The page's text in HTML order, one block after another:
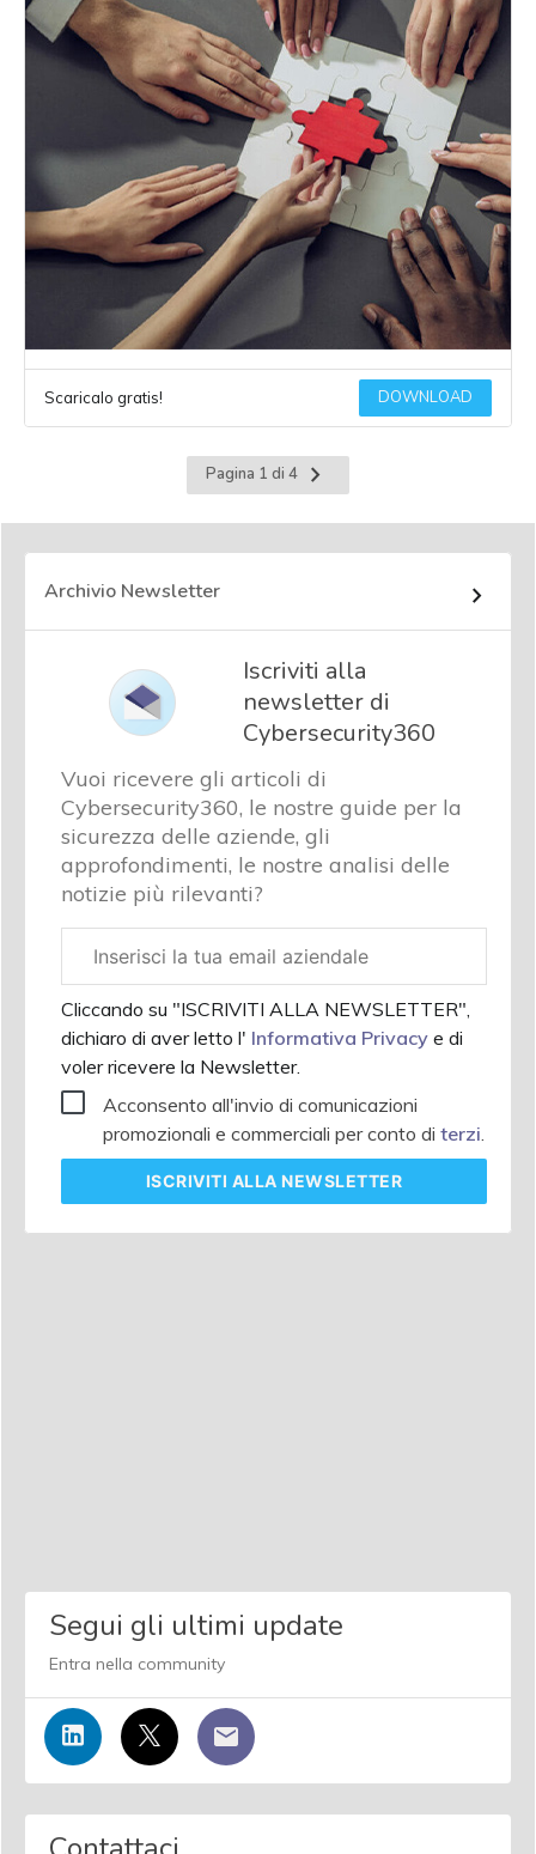
Scaricalo gratis! DOWNLOAD
Pagina 1 di 4
Pagina
successiva
Archivio Newsletter
Iscriviti alla
newsletter di
Cybersecurity360
Vuoi ricevere gli articoli di
Cybersecurity360, le nostre guide per la
sicurezza delle aziende, gli
approfondimenti, le nostre analisi delle
notizie più rilevanti?
aziendale
Cliccando su "ISCRIVITI ALLA NEWSLETTER",
dichiaro di aver letto l' Informativa Privacy e di
voler ricevere la Newsletter.
Acconsento all'invio di comunicazioni
promozionali e commerciali per conto di terzi
ISCRIVITI ALLA NEWSLETTER
Segui gli ultimi update
Entra nella community